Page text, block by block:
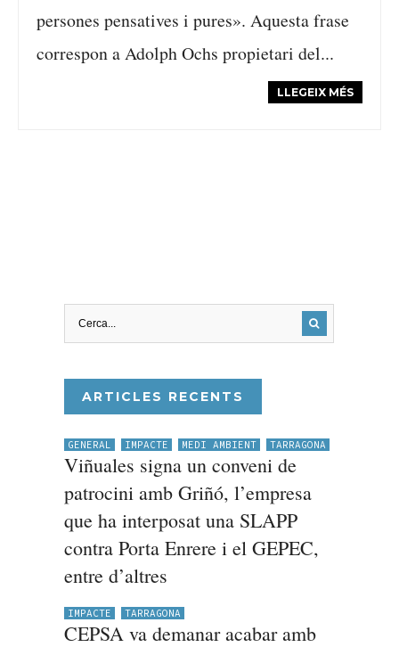
persones pensatives i pures». Aquesta frase
correspon a Adolph Ochs propietari del...
LLEGEIX MÉS
ARTICLES RECENTS
GENERAL IMPACTE MEDI AMBIENT TARRAGONA
Viñuales signa un conveni de
patrocini amb Griñó, l’empresa
que ha interposat una SLAPP
contra Porta Enrere i el GEPEC,
entre d’altres
IMPACTE TARRAGONA
CEPSA va demanar acabar amb